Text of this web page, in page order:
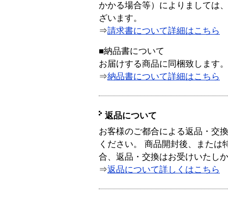
かかる場合等）によりましては
ざいます。
⇒請求書について詳細はこちら
■納品書について
お届けする商品に同梱致します。
⇒納品書について詳細はこちら
返品について
お客様のご都合による返品・交
ください。 商品開封後、または
合、返品・交換はお受けいたし
⇒返品について詳しくはこちら